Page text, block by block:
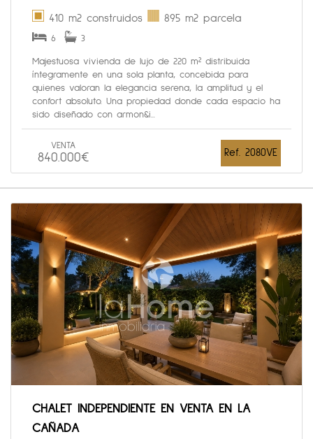
410 m2 construidos 895 m2 parcela
6 3
Majestuosa vivienda de lujo de 220 m² distribuida
íntegramente en una sola planta, concebida para
quienes valoran la elegancia serena, la amplitud y el
confort absoluto. Una propiedad donde cada espacio ha
sido diseñado con armon&i...
VENTA
840.000€ Ref. 2080VE
CHALET INDEPENDIENTE EN VENTA EN LA
CAÑADA